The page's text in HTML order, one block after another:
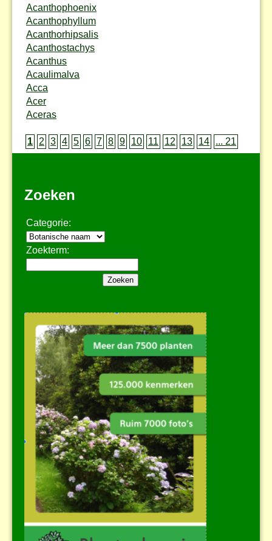
Acanthophoenix
Acanthophyllum
Acanthorhipsalis
Acanthostachys
Acanthus
Acaulimalva
Acca
Acer
Aceras
1 2 3 4 5 6 7 8 9 10 11 12 13 14 ... 21
Zoeken
Categorie:
Zoekterm: